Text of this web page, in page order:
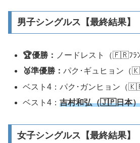
男子シングルス【最終結果】
🏆優勝： ノードレスト（🇫🇷ﾌﾗ
🥈準優勝：パク･ギュヒョン（
ベスト4：パク･ガンヒョン（
ベスト4：吉村和弘（🇯🇵日本
女子シングルス【最終結果】